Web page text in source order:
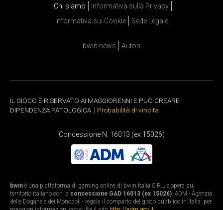
Chi siamo
Informativa sulla Privacy
Informativa sui Cookie
Sede Legale
bwin news Autori
IL GIOCO È RISERVATO AI MAGGIORENNI E PUÒ CREARE
DIPENDENZA PATOLOGICA. | Probabilità di vincita
Concessione N. 16013 (ex 15026)
bwin è una piattaforma di gaming online di bwin Italia S.R.L e opera sul
territorio italiano con la concessione GAD 16013 (ex 15026). ADM - Agenzia
delle Dogane e dei Monopoli - regola il comparto del gioco pubblico in Italia: per